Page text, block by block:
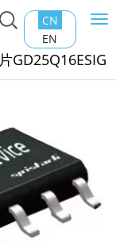
CN
EN
创新NOR
GD25Q16ESIG